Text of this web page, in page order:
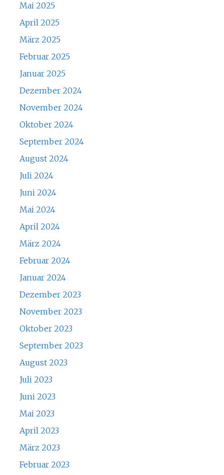
Mai 2025
April 2025
März 2025
Februar 2025
Januar 2025
Dezember 2024
November 2024
Oktober 2024
September 2024
August 2024
Juli 2024
Juni 2024
Mai 2024
April 2024
März 2024
Februar 2024
Januar 2024
Dezember 2023
November 2023
Oktober 2023
September 2023
August 2023
Juli 2023
Juni 2023
Mai 2023
April 2023
März 2023
Februar 2023